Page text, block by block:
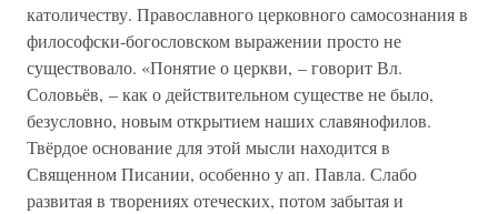
католичеству. Православного церковного самосознания в
философски-богословском выражении просто не
существовало. «Понятие о церкви, – говорит Вл.
Соловьёв, – как о действительном существе не было,
безусловно, новым открытием наших славянофилов.
Твёрдое основание для этой мысли находится в
Священном Писании, особенно у ап. Павла. Слабо
развитая в творениях отеческих, потом забытая и